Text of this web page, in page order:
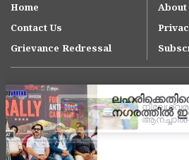
Home
About
Contact Us
Grievance Redressal
Copyright © 2007-
ആനച്ചാൽ-
റോഡിലെ